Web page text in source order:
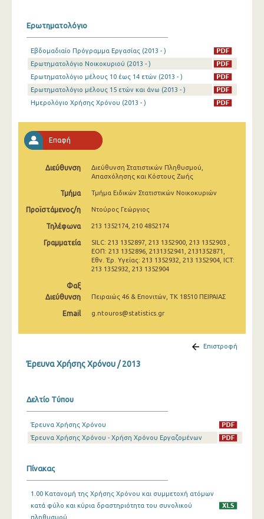
Ερωτηματολόγιο
Εβδομαδιαίο Πρόγραμμα Εργασίας (2013 - )
Ερωτηματολόγιο Νοικοκυριού (2013 - )
Ερωτηματολόγιο μέλους 10 έως 14 ετών (2013 - )
Ερωτηματολόγιο μέλους 15 ετών και άνω (2013 - )
Ημερολόγιο Χρήσης Χρόνου (2013 - )
Επαφή
Διεύθυνση
Διεύθυνση Στατιστικών Πληθυσμού,
Απασχόλησης και Κόστους Ζωής
Τμήμα Τμήμα Ειδικών Στατιστικών Νοικοκυριών
Προϊστάμενος/η Ντούρος Γεώργιος
Τηλέφωνα 213 1352174, 210 4852174
Γραμματεία
SILC: 213 1352897, 213 1352900, 213 1352903 ,
ΕΟΠ: 213 1352896, 2131352941, 2131352871,
Εθν. Έρ. Υγείας: 213 1352932, 213 1352904, ICT:
213 1352932, 213 1352904
Φαξ
Διεύθυνση
Πειραιώς 46 & Επονιτών, ΤΚ 18510 ΠΕΙΡΑΙΑΣ
Email g.ntouros@statistics.gr
Επιστροφή
Έρευνα Χρήσης Χρόνου / 2013
Δελτίο Τύπου
Έρευνα Χρήσης Χρόνου
Έρευνα Χρήσης Χρόνου - Χρήση Χρόνου Εργαζομένων
Πίνακας
1.00 Κατανομή της Χρήσης Χρόνου και συμμετοχή ατόμων
κατά φύλο και κύρια δραστηριότητα του συνολικού
πληθυσμού